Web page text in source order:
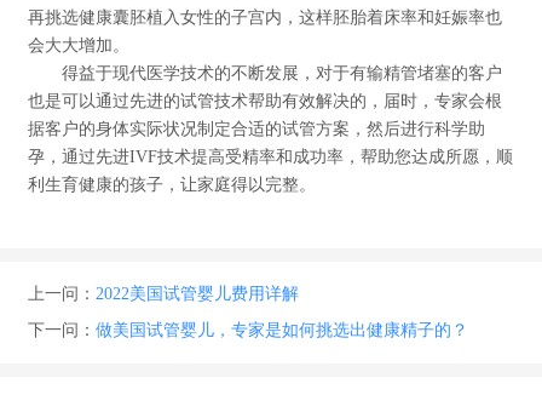
再挑选健康囊胚植入女性的子宫内，这样胚胎着床率和妊娠率也
会大大增加。
得益于现代医学技术的不断发展，对于有输精管堵塞的客户
也是可以通过先进的试管技术帮助有效解决的，届时，专家会根
据客户的身体实际状况制定合适的试管方案，然后进行科学助
孕，通过先进IVF技术提高受精率和成功率，帮助您达成所愿，顺
利生育健康的孩子，让家庭得以完整。
上一问： 2022美国试管婴儿费用详解
下一问： 做美国试管婴儿，专家是如何挑选出健康精子的？